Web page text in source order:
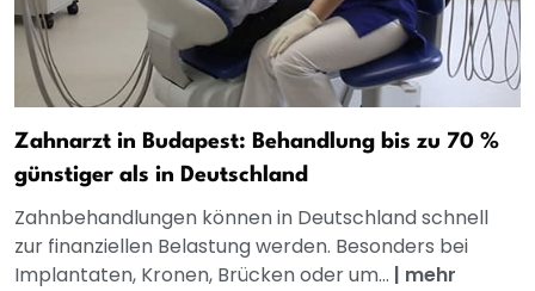
Zahnarzt in Budapest: Behandlung bis zu 70 %
günstiger als in Deutschland
Zahnbehandlungen können in Deutschland schnell
zur finanziellen Belastung werden. Besonders bei
Implantaten, Kronen, Brücken oder um... | mehr